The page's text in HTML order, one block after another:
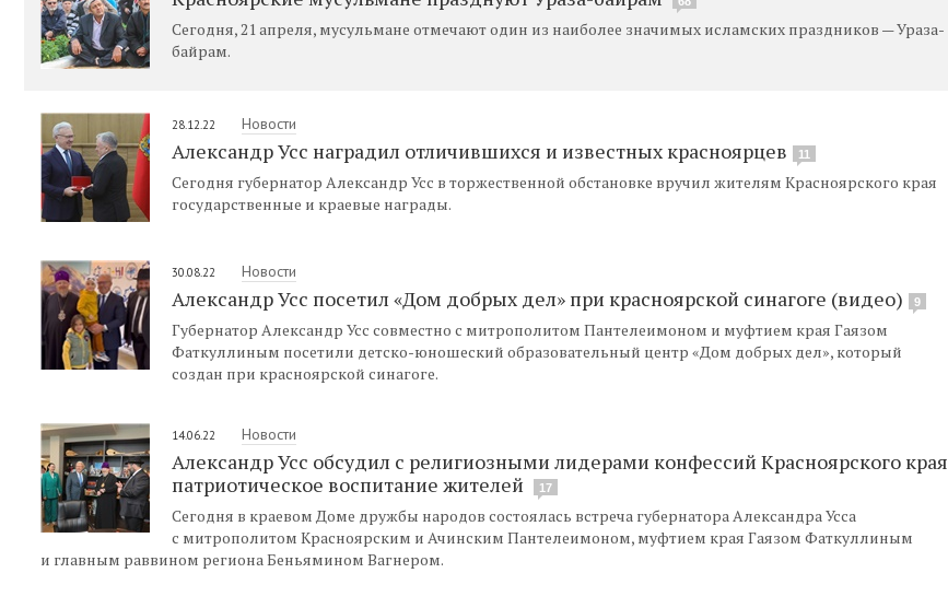
Сегодня, 21 апреля, мусульмане отмечают один из наиболее значимых исламских праздников — Ураза-
байрам.
28.12.22 Новости
Александр Усс наградил отличившихся и известных красноярцев 11
Сегодня губернатор Александр Усс в торжественной обстановке вручил жителям Красноярского края
государственные и краевые награды.
30.08.22 Новости
Александр Усс посетил «Дом добрых дел» при красноярской синагоге (видео) 9
Губернатор Александр Усс совместно с митрополитом Пантелеимоном и муфтием края Гаязом
Фаткуллиным посетили детско-юношеский образовательный центр «Дом добрых дел», который
создан при красноярской синагоге.
14.06.22 Новости
Александр Усс обсудил с религиозными лидерами конфессий Красноярского края
патриотическое воспитание жителей
17
Сегодня в краевом Доме дружбы народов состоялась встреча губернатора Александра Усса
с митрополитом Красноярским и Ачинским Пантелеимоном, муфтием края Гаязом Фаткуллиным
и главным раввином региона Беньямином Вагнером.